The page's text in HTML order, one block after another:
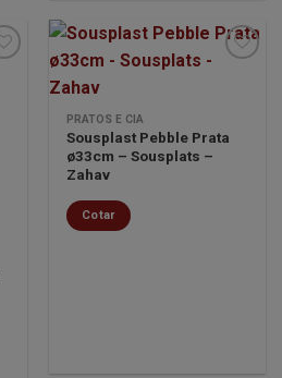
lista de
desejos
PRATOS E CIA
Sousplast Pebble Prata
ø33cm – Sousplats –
Zahav
Cotar